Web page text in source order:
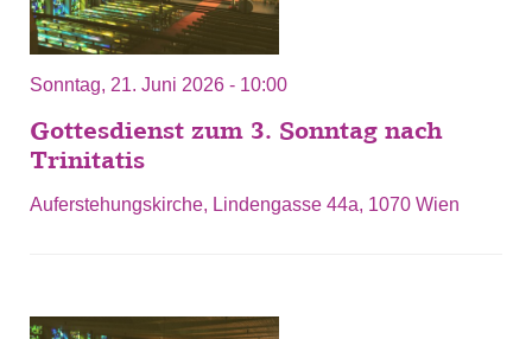
Sonntag, 21. Juni 2026 - 10:00
Gottesdienst zum 3. Sonntag nach
Trinitatis
Auferstehungskirche, Lindengasse 44a, 1070 Wien